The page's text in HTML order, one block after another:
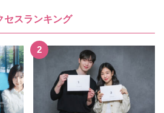
セスランキング